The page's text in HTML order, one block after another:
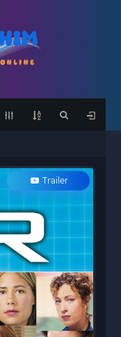
Trailer